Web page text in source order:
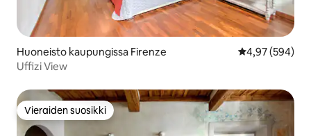
Huoneisto kaupungissa Firenze
4,97 (594)
Uffizi View
Vieraiden suosikki
Vieraiden suosikki